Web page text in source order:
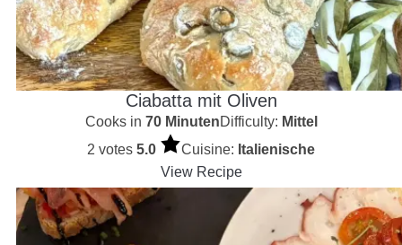
Ciabatta mit Oliven
Cooks in 70 MinutenDifficulty: Mittel
2 votes 5.0 Cuisine: Italienische
View Recipe